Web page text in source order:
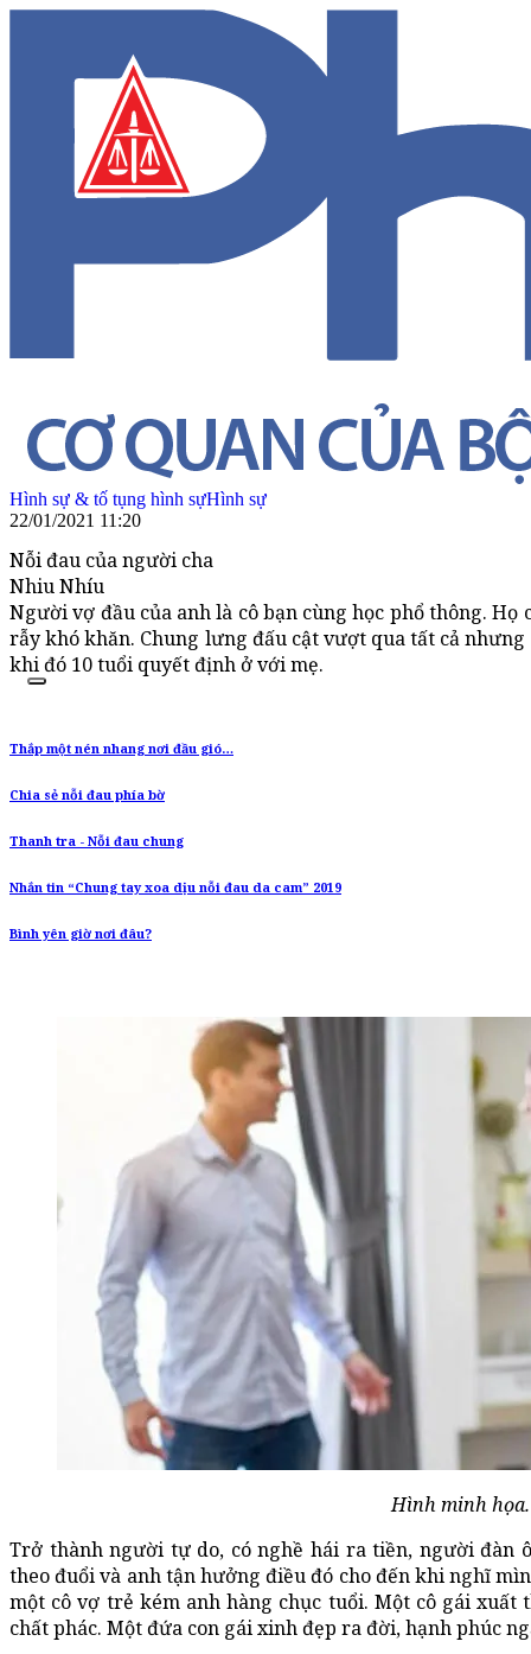
Hình sự & tố tụng hình sựHình sự
22/01/2021 11:20
Nỗi đau của người cha
Nhiu Nhíu
Người vợ đầu của anh là cô bạn cùng học phổ thông.
rẫy khó khăn. Chung lưng đấu cật vượt qua tất cả
khi đó 10 tuổi quyết định ở với mẹ.
Thắp một nén nhang nơi đầu gió…
Chia sẻ nỗi đau phía bờ
Thanh tra - Nỗi đau chung
Nhắn tin “Chung tay xoa dịu nỗi đau da cam” 2019
Bình yên giờ nơi đâu?
Hình minh họa.
Trở thành người tự do, có nghề hái ra tiền, người đàn
theo đuổi và anh tận hưởng điều đó cho đến khi nghĩ
một cô vợ trẻ kém anh hàng chục tuổi. Một cô gái
chất phác. Một đứa con gái xinh đẹp ra đời, hạnh phúc